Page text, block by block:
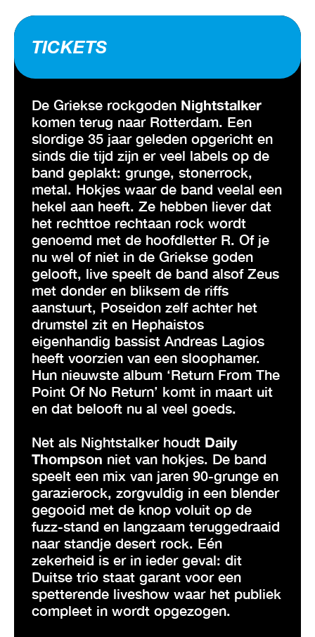
TICKETS
De Griekse rockgoden Nightstalker
komen terug naar Rotterdam. Een
slordige 35 jaar geleden opgericht en
sinds die tijd zijn er veel labels op de
band geplakt: grunge, stonerrock,
metal. Hokjes waar de band veelal een
hekel aan heeft. Ze hebben liever dat
het rechttoe rechtaan rock wordt
genoemd met de hoofdletter R. Of je
nu wel of niet in de Griekse goden
gelooft, live speelt de band alsof Zeus
met donder en bliksem de riffs
aanstuurt, Poseidon zelf achter het
drumstel zit en Hephaistos
eigenhandig bassist Andreas Lagios
heeft voorzien van een sloophamer.
Hun nieuwste album ‘Return From The
Point Of No Return’ komt in maart uit
en dat belooft nu al veel goeds.
Net als Nightstalker houdt Daily
Thompson niet van hokjes. De band
speelt een mix van jaren 90-grunge en
garazierock, zorgvuldig in een blender
gegooid met de knop voluit op de
fuzz-stand en langzaam teruggedraaid
naar standje desert rock. Eén
zekerheid is er in ieder geval: dit
Duitse trio staat garant voor een
spetterende liveshow waar het publiek
compleet in wordt opgezogen.